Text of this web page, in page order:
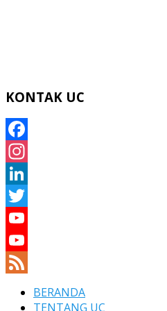
KONTAK UC
Facebook
Instagram
LinkedIn
Twitter
YouTube
YouTube
ChannelBERANDA
TENTANG UC